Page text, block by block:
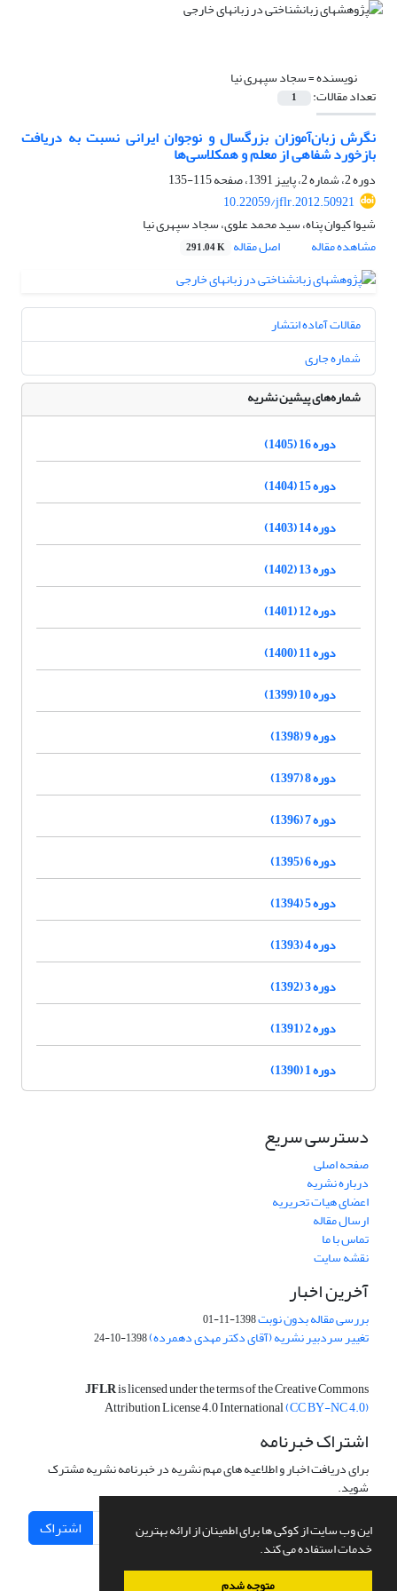
این وب سایت از کوکی ها برای اطمینان از ارائه بهترین
خدمات استفاده می کند.
متوجه شدم
نویسنده =سجاد سپهری نیا
تعداد مقالات: 1
نگرش زبان‌آموزان بزرگسال و نوجوان ایرانی نسبت به دریافت
بازخورد شفاهی از معلم و همکلاسی‌ها
دوره 2، شماره 2، پاییز 1391، صفحه
115-135
10.22059/jflr.2012.50921
شیوا کیوان پناه، سید محمد علوی، سجاد سپهری نیا
مشاهده مقاله
اصل مقاله 291.04 K
مقالات آماده انتشار
شماره جاری
شماره‌های پیشین نشریه
دوره 16 (1405)
دوره 15 (1404)
دوره 14 (1403)
دوره 13 (1402)
دوره 12 (1401)
دوره 11 (1400)
دوره 10 (1399)
دوره 9 (1398)
دوره 8 (1397)
دوره 7 (1396)
دوره 6 (1395)
دوره 5 (1394)
دوره 4 (1393)
دوره 3 (1392)
دوره 2 (1391)
دوره 1 (1390)
دسترسی سریع
صفحه اصلی
درباره نشریه
اعضای هیات تحریریه
ارسال مقاله
تماس با ما
نقشه سایت
آخرین اخبار
بررسی مقاله بدون نوبت1398-11-01
تغییر سردبیر نشریه (آقای دکتر مهدی دهمرده)1398-10-24
JFLRis licensed under the terms of the Creative Commons
Attribution License 4.0 International(CC BY-NC 4.0)
اشتراک خبرنامه
برای دریافت اخبار و اطلاعیه های مهم نشریه در خبرنامه نشریه مشترک
شوید.
اشتراک